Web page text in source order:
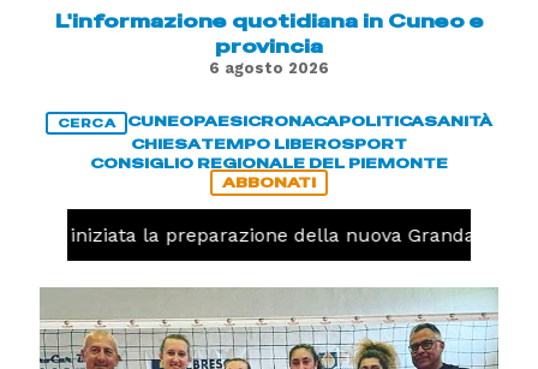
L'informazione quotidiana in Cuneo e
provincia
6 agosto 2026
CERCA CUNEOPAESICRONACAPOLITICASANITÀ
CHIESATEMPO LIBEROSPORT
CONSIGLIO REGIONALE DEL PIEMONTE
ABBONATI
iniziata la preparazione della nuova Granda Volley